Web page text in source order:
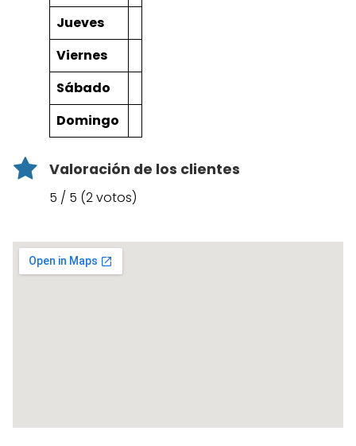
Jueves
Viernes
Sábado
Domingo
Valoración de los clientes
5 / 5 (2 votos)